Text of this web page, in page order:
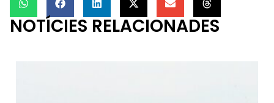
NOTÍCIES RELACIONADES